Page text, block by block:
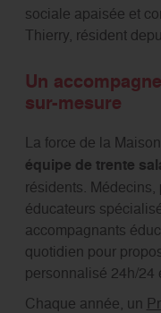
sociale apaisée et
Thierry, résident
Un
sur-mesure
La force de la
équipe de trente
résidents.
éducateurs
accompagnants
quotidien pour
personnalisé 24h/24
Chaque année, un